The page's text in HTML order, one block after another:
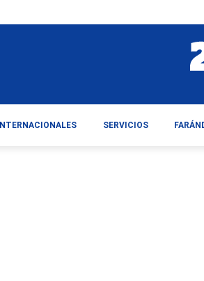
INTERNACIONALES SERVICIOS